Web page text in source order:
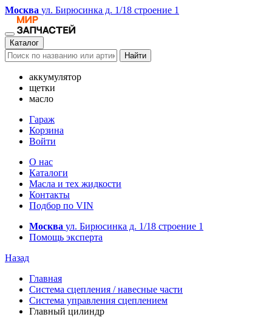
Москва ул. Бирюсинка д. 1/18 строение 1
Каталог
Найти
аккумулятор
щетки
масло
Гараж
Корзина
Войти
О нас
Каталоги
Масла и тех жидкости
Контакты
Подбор по VIN
Москва ул. Бирюсинка д. 1/18 строение 1
Помощь эксперта
Назад
Главная
Система сцепления / навесные части
Система управления сцеплением
Главный цилиндр